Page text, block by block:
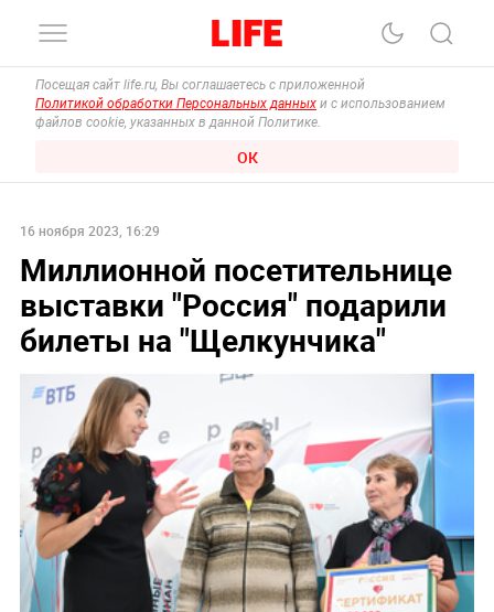
Посещая сайт life.ru, Вы соглашаетесь с приложенной
Политикой обработки Персональных данных и с использованием
файлов cookie, указанных в данной Политике.
ОК
16 ноября 2023, 16:29
Миллионной посетительнице
выставки "Россия" подарили
билеты на "Щелкунчика"